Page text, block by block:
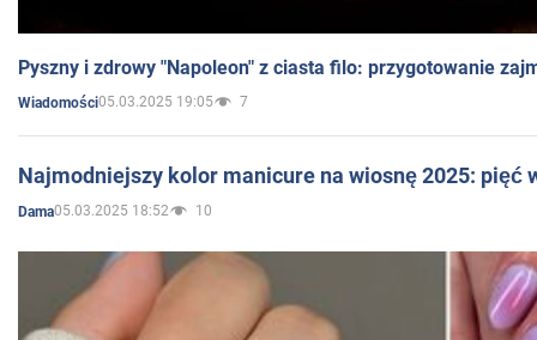
Pyszny i zdrowy "Napoleon" z ciasta filo: przygotowanie
Wiadomości05.03.2025 19:05 7
Najmodniejszy kolor manicure na wiosnę 2025: pięć
Dama05.03.2025 18:52 10